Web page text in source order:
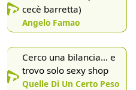
cecè barretta)
Angelo Famao
Cerco una bilancia… e
trovo solo sexy shop
Quelle Di Un Certo Peso